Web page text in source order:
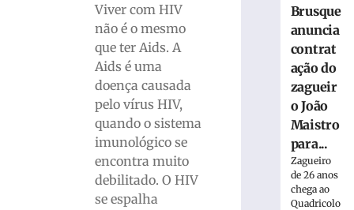
Viver com HIV
não é o mesmo
que ter Aids. A
Aids é uma
doença causada
pelo vírus HIV,
quando o sistema
imunológico se
encontra muito
debilitado. O HIV
se espalha
Município
litoral
indenizará
jovem
perdeu
testículo
Brusque
anuncia
contrat
ação do
zagueir
o João
Maistro
para...
Zagueiro
de 26 anos
chega ao
Quadricolo